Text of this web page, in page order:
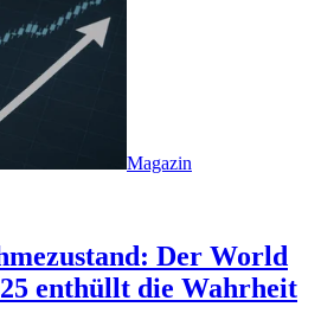
Magazin
Der World
enthüllt die Wahrheit